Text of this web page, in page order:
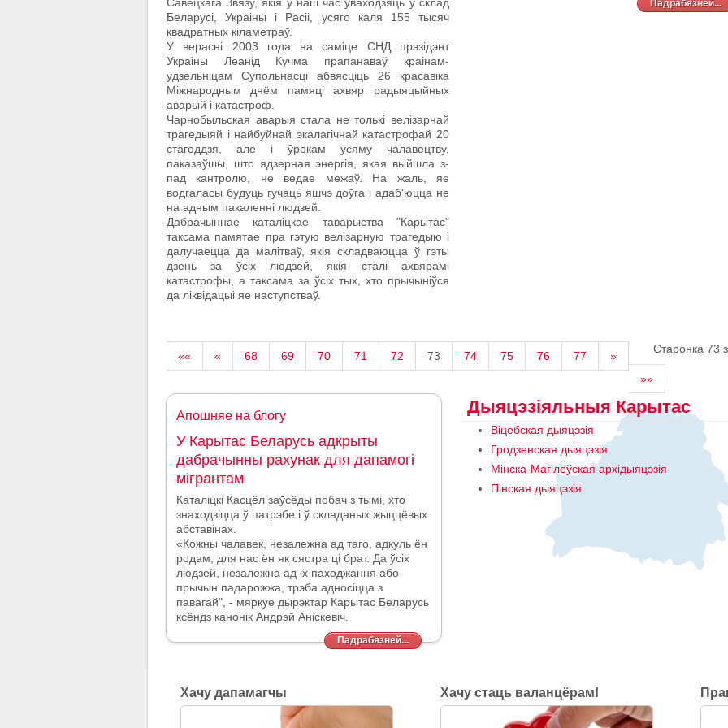
Беларусі, Украіны і Расіі, усяго каля 155 тысяч
квадратных кіламетраў.
У верасні 2003 года на саміце СНД прэзідэнт
Украіны Леанід Кучма прапанаваў краінам-
удзельніцам Супольнасці абвясціць 26 красавіка
Міжнародным днём памяці ахвяр радыяцыйных
аварый і катастроф.
Чарнобыльская аварыя стала не толькі велізарнай
трагедыяй і найбуйнай экалагічнай катастрофай 20
стагоддзя, але і ўрокам усяму чалавецтву,
паказаўшы, што ядзерная энергія, якая выйшла з-
пад кантролю, не ведае межаў. На жаль, яе
водгаласы будуць гучаць яшчэ доўга і адаб'юцца не
на адным пакаленні людзей.
Дабрачыннае каталіцкае таварыства "Карытас"
таксама памятае пра гэтую велізарную трагедыю і
далучаецца да малітваў, якія складваюцца ў гэты
дзень за ўсіх людзей, якія сталі ахвярамі
катастрофы, а таксама за ўсіх тых, хто прычыніўся
да ліквідацыі яе наступстваў.
Падрабязней...
Старонка 73
«« « 68 69 70 71 72 73 74 75 76 77
»
»»
Апошняе на блогу
У Карытас Беларусь адкрыты
дабрачынны рахунак для дапамогі
мігрантам
Каталіцкі Касцёл заўсёды побач з тымі, хто
знаходзіцца ў патрэбе і ў складаных жыццёвых
абставінах.
«Кожны чалавек, незалежна ад таго, адкуль ён
родам, для нас ён як сястра ці брат. Да ўсіх
людзей, незалежна ад іх паходжання або
прычын падарожжа, трэба адносіцца з
павагай", - мяркуе дырэктар Карытас Беларусь
ксёндз канонік Андрэй Аніскевіч.
Падрабязней...
Дыяцэзіяльныя Карытас
Віцебская дыяцэзія
Гродзенская дыяцэзія
Мінска-Магілёўская архідыяцэзія
Пінская дыяцэзія
Хачу дапамагчы Хачу стаць валанцёрам!